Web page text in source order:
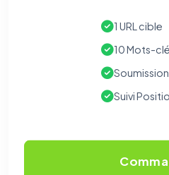
1 URL cible
10 Mots-
Suivi